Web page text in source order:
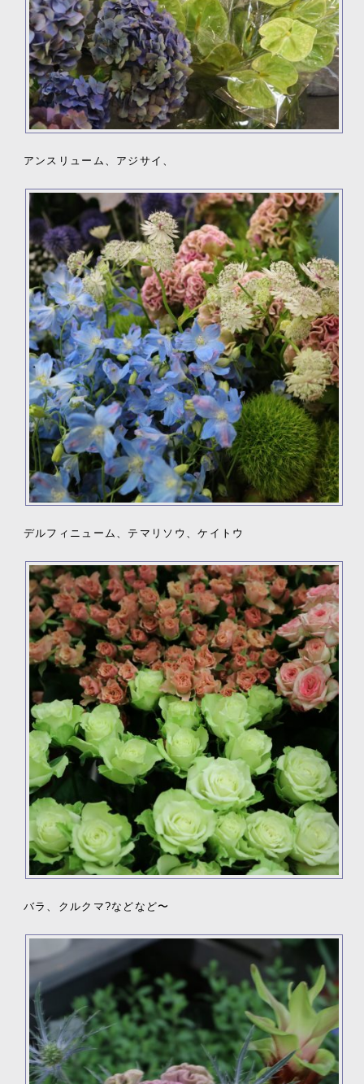
アンスリューム、アジサイ、
デルフィニューム、テマリソウ、ケイトウ
バラ、クルクマ?などなど〜